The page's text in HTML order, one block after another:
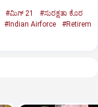
#ಮಿಗ್‌ 21
#ಸುರಕ್ಷತಾ ಕೊರ
#Indian Airforce
#Retirem